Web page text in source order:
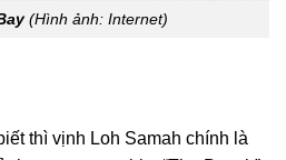
(Hình ảnh: Internet)
thì vịnh Loh Samah chính là